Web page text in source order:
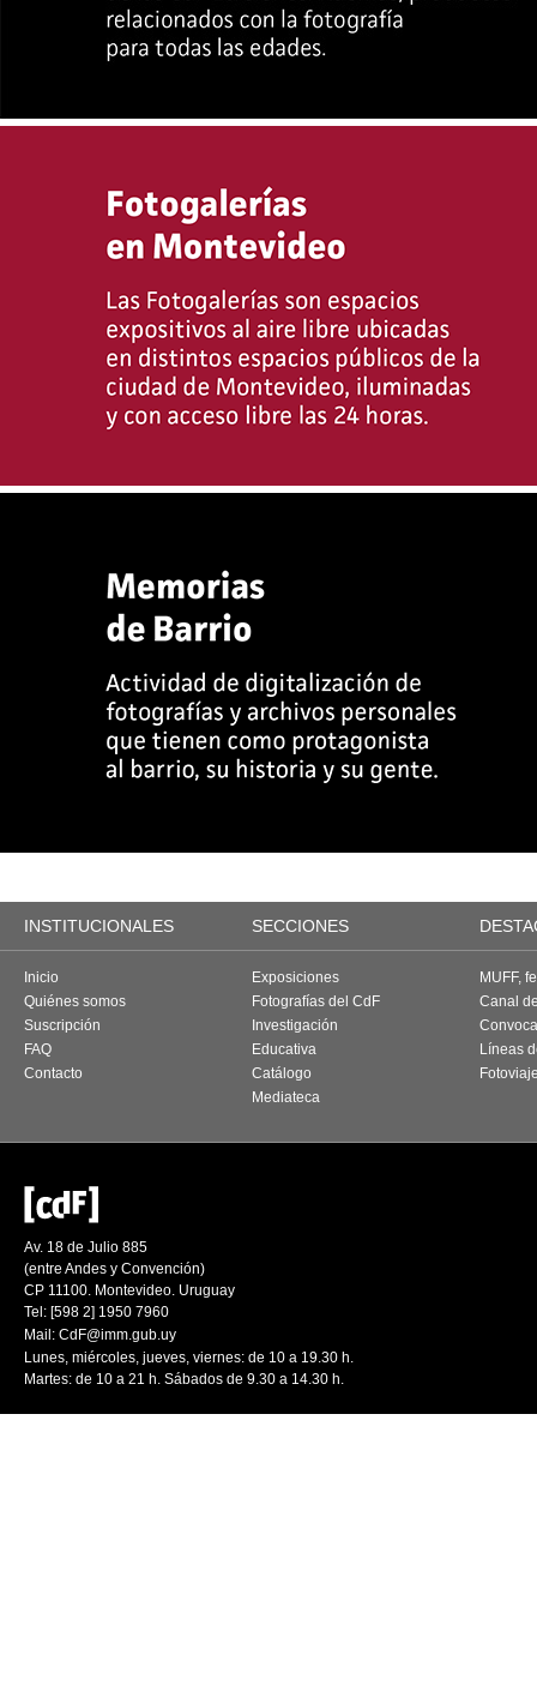
INSTITUCIONALES SECCIONES
Inicio
Quiénes somos
Suscripción
FAQ
Contacto
Exposiciones
Fotografías del CdF
Investigación
Educativa
Catálogo
Mediateca
MUFF,
Canal
Líneas
Av. 18 de Julio 885
(entre Andes y Convención)
CP 11100. Montevideo. Uruguay
Tel: [598 2] 1950 7960
Mail: CdF@imm.gub.uy
Lunes, miércoles, jueves, viernes: de 10 a 19.30 h.
Martes: de 10 a 21 h. Sábados de 9.30 a 14.30 h.